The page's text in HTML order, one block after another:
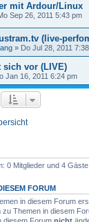
mit Ardour/Linux
Sep 26, 2011 5:43 pm
(live-
» Do Jul 28, 2011
sich vor (LIVE)
Jan 16, 2011 6:24 pm
0 Mitglieder und 4 Gäste
FORUM
in diesem Forum
zu Themen in diesem